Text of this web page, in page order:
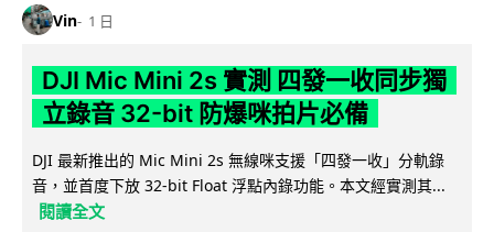
Vin 1 日
DJI Mic Mini 2s 實測 四發一收同步獨
立錄音 32-bit 防爆咪拍片必備
DJI 最新推出的 Mic Mini 2s 無線咪支援「四發一收」分軌錄
音，並首度下放 32-bit Float 浮點內錄功能。本文經實測其...
閱讀全文